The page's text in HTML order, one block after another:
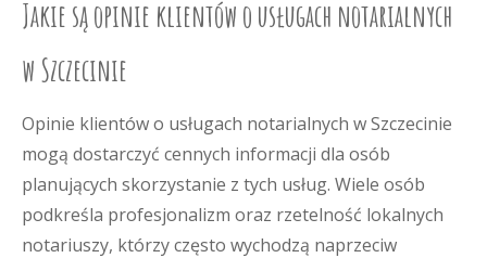
Jakie są opinie klientów o usługach notarialnych
w Szczecinie
Opinie klientów o usługach notarialnych w Szczecinie
mogą dostarczyć cennych informacji dla osób
planujących skorzystanie z tych usług. Wiele osób
podkreśla profesjonalizm oraz rzetelność lokalnych
notariuszy, którzy często wychodzą naprzeciw